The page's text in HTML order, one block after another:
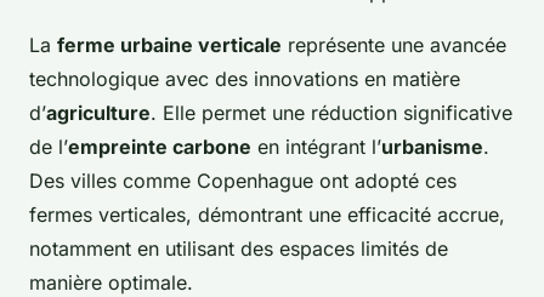
La ferme urbaine verticale représente une avancée
technologique avec des innovations en matière
d’agriculture. Elle permet une réduction significative
de l’empreinte carbone en intégrant l’urbanisme.
Des villes comme Copenhague ont adopté ces
fermes verticales, démontrant une efficacité accrue,
notamment en utilisant des espaces limités de
manière optimale.